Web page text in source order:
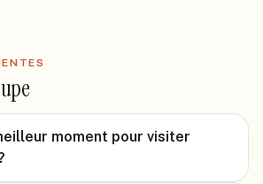
moment pour visiter